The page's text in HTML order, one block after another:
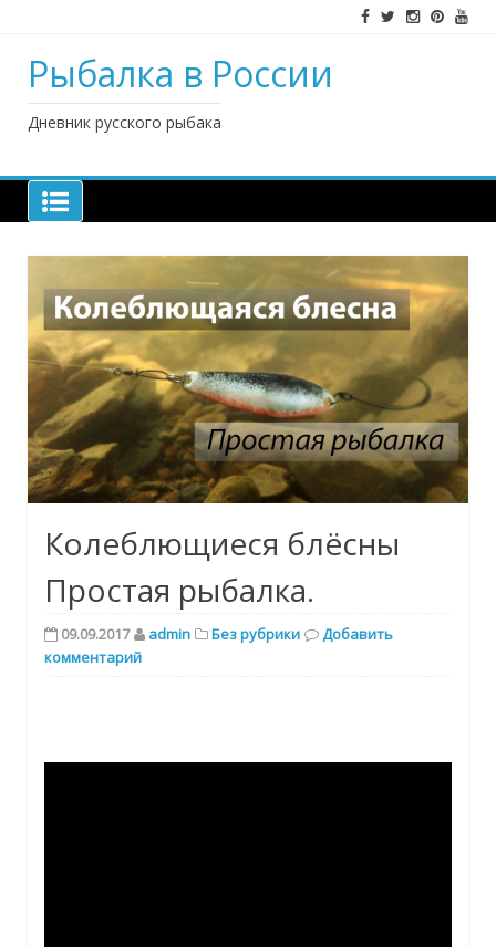
Рыбалка в России
Дневник русского рыбака
Колеблющиеся блёсны
Простая рыбалка.
09.09.2017 admin Без рубрики
Добавить
комментарий